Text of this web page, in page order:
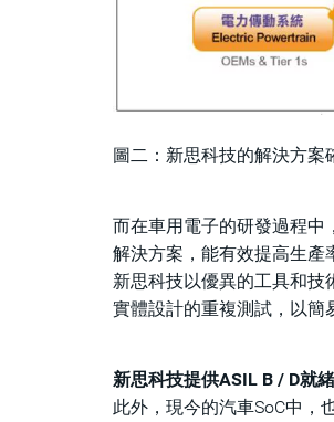
圖二：新思科技的解決方
而在車用電子的研發過程中
解決方案，能有效提高生產
新思科技以優異的工具和技
實體設計的重複測試，以簡
新思科技提供ASIL B / D就
此外，現今的汽車SoC中，